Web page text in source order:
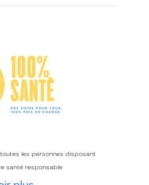
toutes les personnes disposant
santé responsable